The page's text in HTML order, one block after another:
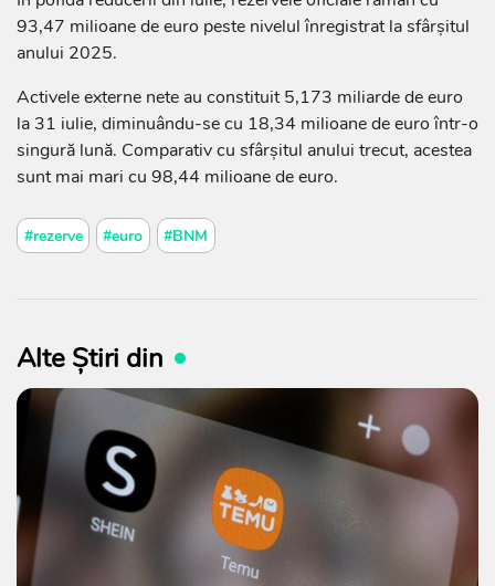
93,47 milioane de euro peste nivelul înregistrat la sfârșitul
anului 2025.
Activele externe nete au constituit 5,173 miliarde de euro
la 31 iulie, diminuându-se cu 18,34 milioane de euro într-o
singură lună. Comparativ cu sfârșitul anului trecut, acestea
sunt mai mari cu 98,44 milioane de euro.
#rezerve #euro #BNM
Alte Știri din